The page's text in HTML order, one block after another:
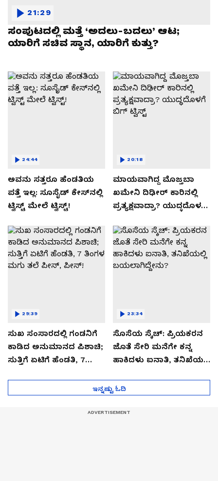
ಸಂಪುಟದಲ್ಲಿ ಮತ್ತೆ ‘ಅದಲು-ಬದಲು’ ಆಟ;
ಯಾರಿಗೆ ಸಚಿವ ಸ್ಥಾನ, ಯಾರಿಗೆ ಕುತ್ತು?
21:29
ಅವನು ಸತ್ತರೂ ಹೆಂಡತಿಯ
ಪತ್ತೆ ಇಲ್ಲ: ಸೂಸೈಡ್​​ ಕೇಸ್​​ನಲ್ಲಿ
ಟ್ವಿಸ್ಟ್​ ಮೇಲೆ ಟ್ವಿಸ್ಟ್!
24:44
ಮಾಯವಾಗಿದ್ದ ಮೊಜ್ತಬಾ
ಖಮೇನಿ ದಿಢೀರ್ ಕಾರಿನಲ್ಲಿ
ಪ್ರತ್ಯಕ್ಷವಾದ್ರಾ? ಯುದ್ಧದೊಳಗೆ
20:18
ಸುಖ ಸಂಸಾರದಲ್ಲಿ ಗಂಡನಿಗೆ
ಕಾಡಿದ ಅನುಮಾನದ ಪಿಶಾಚಿ;
ಸುತ್ತಿಗೆ ಏಟಿಗೆ ಹೆಂಡತಿ, 7
29:39
ಸೊಸೆಯ ಸ್ಕೆಚ್: ಪ್ರಿಯಕರನ
ಜೊತೆ ಸೇರಿ ಮನೆಗೇ ಕನ್ನ
ಹಾಕಿದಳು ಐನಾತಿ, ತನಿಖೆಯಲ್ಲಿ
23:34
ಇನ್ನಷ್ಟು ಓದಿ